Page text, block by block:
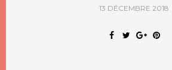
13 DÉCEMBRE 2018